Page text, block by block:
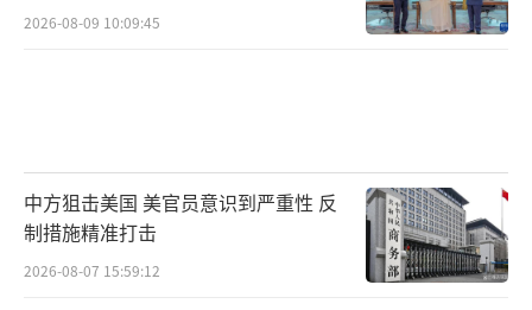
2026-08-09 10:09:45
中方狙击美国 美官员意识到严重性 反
制措施精准打击
2026-08-07 15:59:12